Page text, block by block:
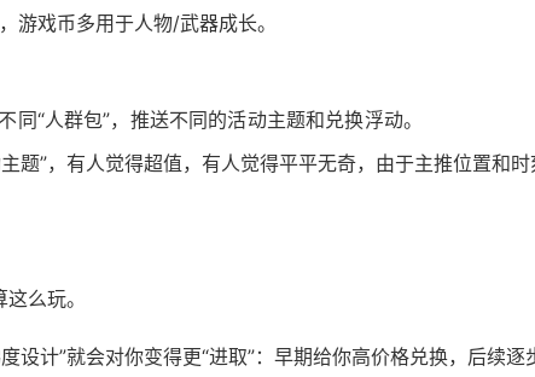
戏币多用于人物/武器成长。
“人群包”，推送不同的活动主题和兑换浮动。
”，有人觉得超值，有人觉得平平无奇，由于主推位置和时
么玩。
设计”就会对你变得更“进取”：早期给你高价格兑换，后续逐